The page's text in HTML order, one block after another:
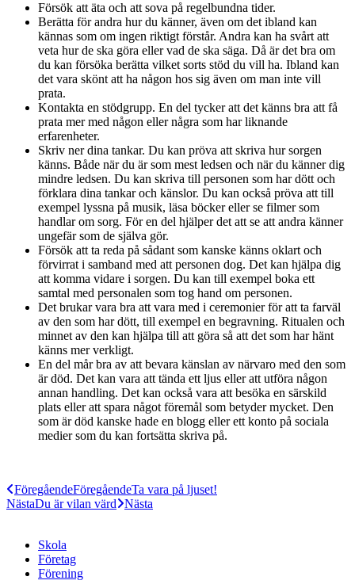
Försök att äta och att sova på regelbundna tider.
Berätta för andra hur du känner, även om det ibland kan
kännas som om ingen riktigt förstår. Andra kan ha svårt att
veta hur de ska göra eller vad de ska säga. Då är det bra om
du kan försöka berätta vilket sorts stöd du vill ha. Ibland kan
det vara skönt att ha någon hos sig även om man inte vill
prata.
Kontakta en stödgrupp. En del tycker att det känns bra att få
prata mer med någon eller några som har liknande
erfarenheter.
Skriv ner dina tankar. Du kan pröva att skriva hur sorgen
känns. Både när du är som mest ledsen och när du känner dig
mindre ledsen. Du kan skriva till personen som har dött och
förklara dina tankar och känslor. Du kan också pröva att till
exempel lyssna på musik, läsa böcker eller se filmer som
handlar om sorg. För en del hjälper det att se att andra känner
ungefär som de själva gör.
Försök att ta reda på sådant som kanske känns oklart och
förvirrat i samband med att personen dog. Det kan hjälpa dig
att komma vidare i sorgen. Du kan till exempel boka ett
samtal med personalen som tog hand om personen.
Det brukar vara bra att vara med i ceremonier för att ta farväl
av den som har dött, till exempel en begravning. Ritualen och
minnet av den kan hjälpa till att göra så att det som har hänt
känns mer verkligt.
En del mår bra av att bevara känslan av närvaro med den som
är död. Det kan vara att tända ett ljus eller att utföra någon
annan handling. Det kan också vara att besöka en särskild
plats eller att spara något föremål som betyder mycket. Den
som är död kanske hade en blogg eller ett konto på sociala
medier som du kan fortsätta skriva på.
FöregåendeFöregåendeTa vara på ljuset!
NästaDu är vilan värd Nästa
Skola
Företag
Förening